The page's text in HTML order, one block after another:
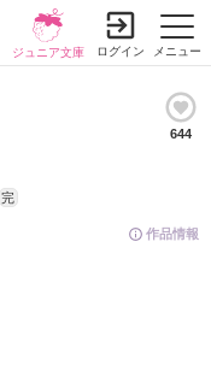
メニュー
ジュニア文庫 ログイン
644
作品情報
完